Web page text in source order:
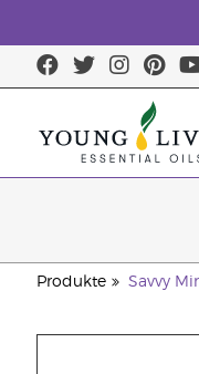
Produkte Savvy